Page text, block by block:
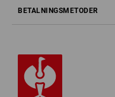
BETALNINGSMETODER